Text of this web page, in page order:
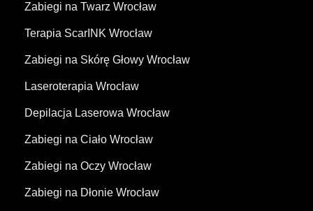
Zabiegi na Twarz Wrocław
Terapia ScarINK Wrocław
Zabiegi na Skórę Głowy Wrocław
Laseroterapia Wrocław
Depilacja Laserowa Wrocław
Zabiegi na Ciało Wrocław
Zabiegi na Oczy Wrocław
Zabiegi na Dłonie Wrocław